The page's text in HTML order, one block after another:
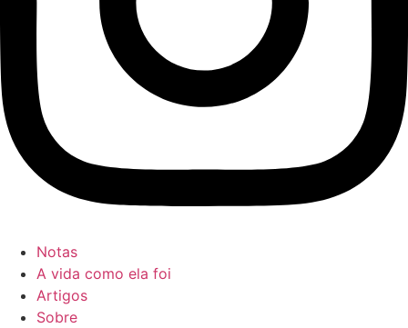
Notas
A vida como ela foi
Artigos
Sobre